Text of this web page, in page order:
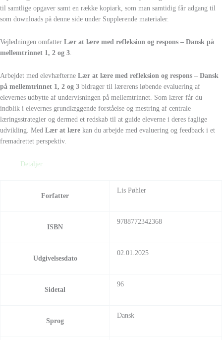
til samtlige opgaver samt en række kopiark, som man samtidig får adgang til
som downloads på denne side under Supplerende materialer.
Vejledningen omfatter Lær at lære med refleksion og respons – Dansk på
mellemtrinnet 1, 2 og 3.
Arbejdet med elevhæfterne Lær at lære med refleksion og respons – Dansk
på mellemtrinnet 1, 2 og 3 bidrager til lærerens løbende evaluering af
elevernes udbytte af undervisningen på mellemtrinnet. Som lærer får du
indblik i elevernes grundlæggende forståelse og mestring af centrale
læringsstrategier og dermed et redskab til at guide eleverne i deres faglige
udvikling. Med Lær at lære kan du arbejde med evaluering og feedback i et
fremadrettet perspektiv.
Detaljer
Forfatter
Lis Pøhler
ISBN
9788772342368
Udgivelsesdato
02.01.2025
Sidetal
96
Sprog
Dansk